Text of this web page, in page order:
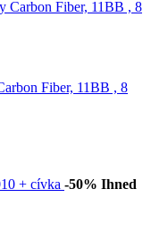
Fiber, 11BB , 8
-50% Ihned